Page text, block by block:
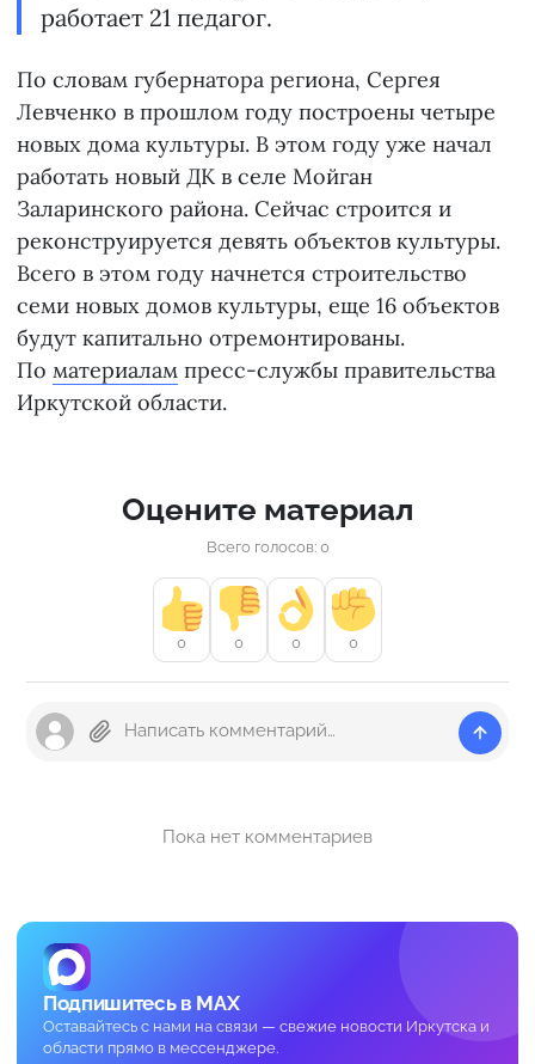
работает 21 педагог.
По словам губернатора региона, Сергея
Левченко в прошлом году построены четыре
новых дома культуры. В этом году уже начал
работать новый ДК в селе Мойган
Заларинского района. Сейчас строится и
реконструируется девять объектов культуры.
Всего в этом году начнется строительство
семи новых домов культуры, еще 16 объектов
будут капитально отремонтированы.
По материалам пресс-службы правительства
Иркутской области.
Оцените материал
Всего голосов: 0
0 0 0 0
Пока нет комментариев
Подпишитесь в MAX
Оставайтесь с нами на связи — свежие новости Иркутска и
области прямо в мессенджере.